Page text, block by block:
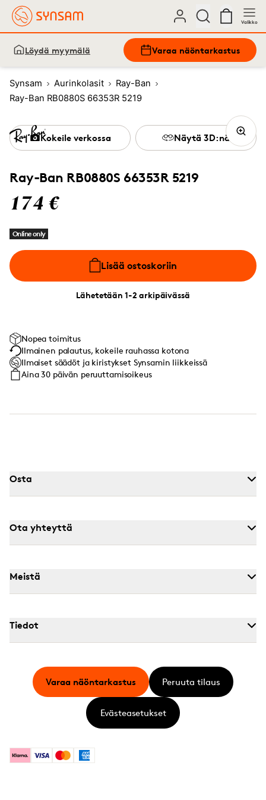
Valikko
Löydä myymälä Varaa näöntarkastus
Synsam Aurinkolasit
Ray-Ban
Ray-Ban RB0880S 66353R 5219
Ray-Ban RB0880S 66353R 5219
174 €
Online only
Lisää ostoskoriin
Lähetetään 1-2 arkipäivässä
Kokeile verkossa Näytä 3D:nä
Nopea toimitus
Ilmainen palautus, kokeile rauhassa kotona
Ilmaiset säädöt ja kiristykset Synsamin liikkeissä
Aina 30 päivän peruuttamisoikeus
Osta
Ota yhteyttä
Meistä
Tiedot
KlarnaVisa MastercardAmerican Express
Varaa näöntarkastus Peruuta tilaus
Evästeasetukset